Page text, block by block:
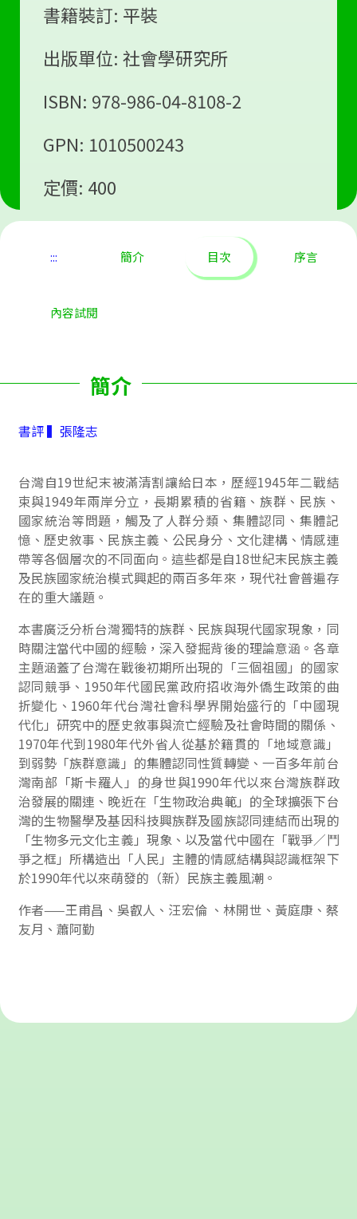
書籍裝訂: 平裝
出版單位: 社會學研究所
ISBN: 978-986-04-8108-2
GPN: 1010500243
定價: 400
::: 簡介 目次 序言
內容試閱
簡介
書評 ▍張隆志
台灣自19世紀末被滿清割讓給日本，歷經1945年二戰結
束與1949年兩岸分立，長期累積的省籍、族群、民族、
國家統治等問題，觸及了人群分類、集體認同、集體記
憶、歷史敘事、民族主義、公民身分、文化建構、情感連
帶等各個層次的不同面向。這些都是自18世紀末民族主義
及民族國家統治模式興起的兩百多年來，現代社會普遍存
在的重大議題。
本書廣泛分析台灣獨特的族群、民族與現代國家現象，同
時關注當代中國的經驗，深入發掘背後的理論意涵。各章
主題涵蓋了台灣在戰後初期所出現的「三個祖國」的國家
認同競爭、1950年代國民黨政府招收海外僑生政策的曲
折變化、1960年代台灣社會科學界開始盛行的「中國現
代化」研究中的歷史敘事與流亡經驗及社會時間的關係、
1970年代到1980年代外省人從基於籍貫的「地域意識」
到弱勢「族群意識」的集體認同性質轉變、一百多年前台
灣南部「斯卡羅人」的身世與1990年代以來台灣族群政
治發展的關連、晚近在「生物政治典範」的全球擴張下台
灣的生物醫學及基因科技興族群及國族認同連結而出現的
「生物多元文化主義」現象、以及當代中國在「戰爭／鬥
爭之框」所構造出「人民」主體的情感結構與認識框架下
於1990年代以來萌發的（新）民族主義風潮。
作者——王甫昌、吳叡人、汪宏倫 、林開世、黃庭康、蔡
友月、蕭阿勤